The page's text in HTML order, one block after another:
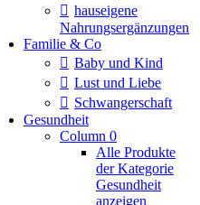
hauseigene
Nahrungsergänzungen
Familie & Co
Baby und Kind
Lust und Liebe
Schwangerschaft
Gesundheit
Column 0
Alle Produkte
der Kategorie
Gesundheit
anzeigen